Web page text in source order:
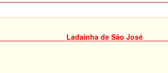
Ladainha de São José